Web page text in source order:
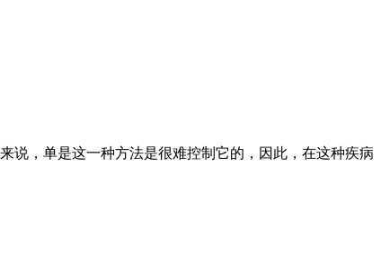
说，单是这一种方法是很难控制它的，因此，在这种疾病